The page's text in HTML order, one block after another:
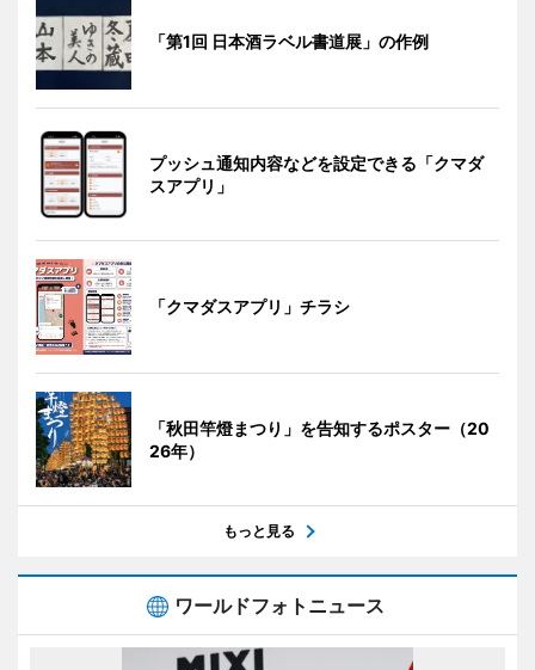
「第1回 日本酒ラベル書道展」の作例
プッシュ通知内容などを設定できる「クマダ
スアプリ」
「クマダスアプリ」チラシ
「秋田竿燈まつり」を告知するポスター（20
26年）
もっと見る
ワールドフォトニュース